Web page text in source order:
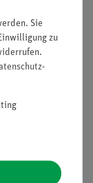
Service
& Showroom
Sie
zu